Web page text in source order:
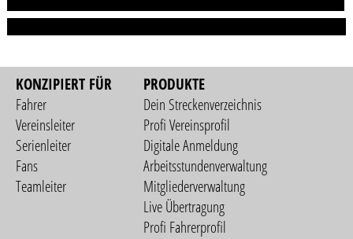
KONZIPIERT FÜR
Fahrer
Vereinsleiter
Serienleiter
Fans
Teamleiter
PRODUKTE
Dein Streckenverzeichnis
Profi Vereinsprofil
Digitale Anmeldung
Arbeitsstundenverwaltung
Mitgliederverwaltung
Live Übertragung
Profi Fahrerprofil